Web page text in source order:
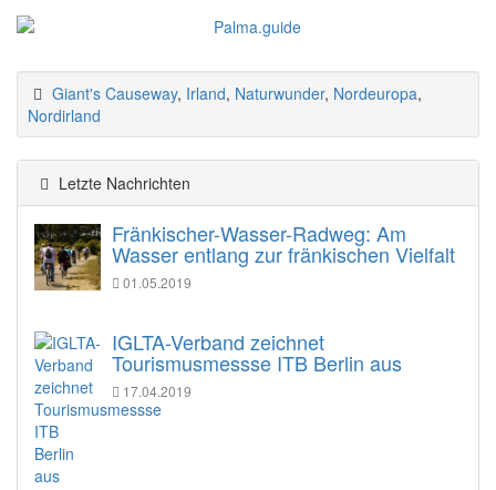
Giant's Causeway, Irland, Naturwunder, Nordeuropa,
Nordirland
Letzte Nachrichten
Fränkischer-Wasser-Radweg: Am
Wasser entlang zur fränkischen Vielfalt
01.05.2019
IGLTA-Verband zeichnet
Tourismusmessse ITB Berlin aus
17.04.2019